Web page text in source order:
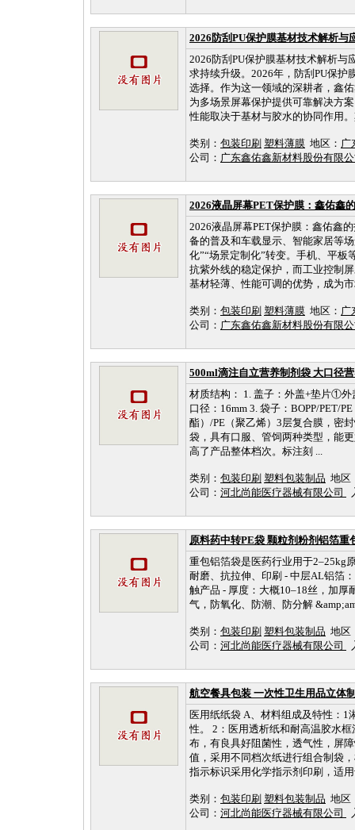
2026防刮PU保护膜基材技术解析与
2026防刮PU保护膜基材技术解析与
求持续升级。2026年，防刮PU保
选择。作为这一领域的深耕者，鑫
为多场景屏幕保护提供可靠解决方
性能取决于基材与胶水的协同作用
类别： 包装印刷 塑料薄膜 地区： 广
公司： 广东鑫佑鑫新材料股份有限
2026液晶屏幕PET保护膜：鑫佑鑫
2026液晶屏幕PET保护膜：鑫佑鑫
备的普及和车载显示、智能家居等
化”“场景定制化”转变。手机、平
抗紫外线的稳定保护，而工业控制
基材轻薄、性能可调的优势，成为
类别： 包装印刷 塑料薄膜 地区： 广
公司： 广东鑫佑鑫新材料股份有限
500ml滴注自立营养制剂袋 大口径
材质结构： 1. 盖子：外盖+垫片①
口径：16mm 3. 袋子：BOPP/PET/
酯）/PE（聚乙烯）3层复合膜，密
袋，具有口服、管饲两种类型，能
高了产品整体档次。标注刻 ...
类别： 包装印刷 塑料包装制品 地区
公司： 河北尚能医疗器械有限公司
原料药中转PE袋 颗粒剂粉剂铝箔重
重包铝箔袋是医药行业用于2–25kg
耐磨、抗拉伸、印刷 - 中层AL铝箔
触产品 - 厚度：大概10–18丝，加厚
气，防氧化、防潮、防分解
类别： 包装印刷 塑料包装制品 地区
公司： 河北尚能医疗器械有限公司
航空餐具包装 一次性卫生用品立体
医用纸纸袋 A、材料组成及特性：1
性。 2：医用透析纸和耐高温胶水
布，有良具好阻菌性，透气性，屏
值，采用不同档次纸进行组合制袋
指示标识采用化学指示剂印刷，适
类别： 包装印刷 塑料包装制品 地区
公司： 河北尚能医疗器械有限公司